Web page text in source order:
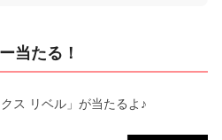
当たる！
ス リベル」が当たるよ♪